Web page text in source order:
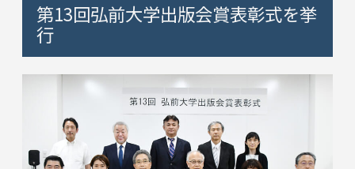
第13回弘前大学出版会賞表彰式を挙
行